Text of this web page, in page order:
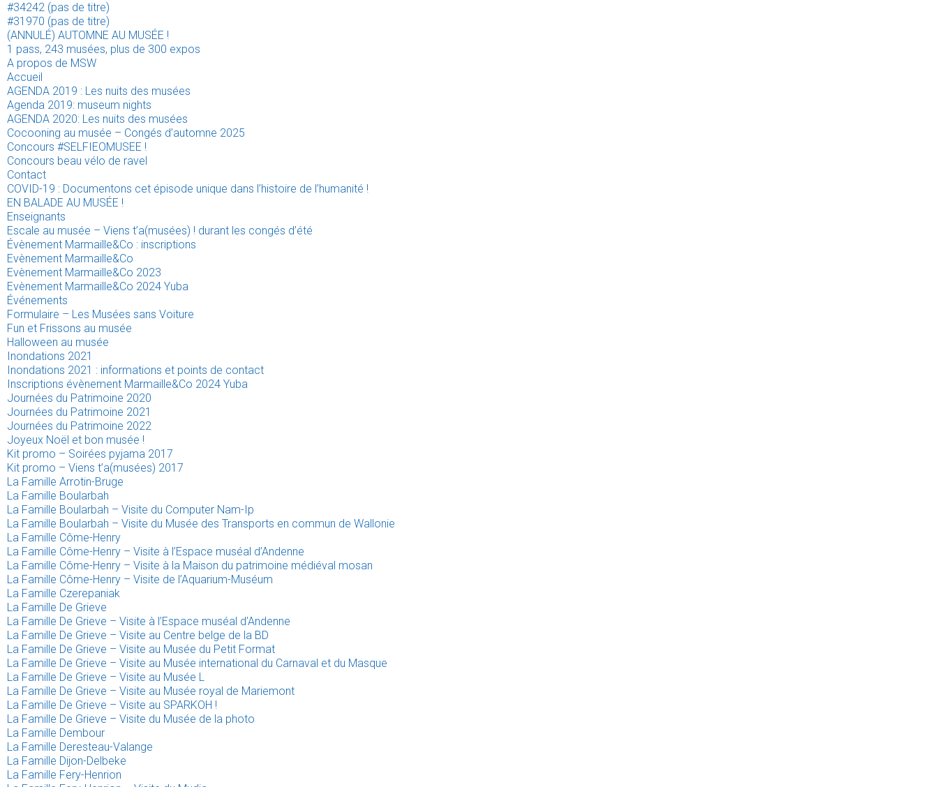
#34242 (pas de titre)
#31970 (pas de titre)
(ANNULÉ) AUTOMNE AU MUSÉE !
1 pass, 243 musées, plus de 300 expos
A propos de MSW
Accueil
AGENDA 2019 : Les nuits des musées
Agenda 2019: museum nights
AGENDA 2020: Les nuits des musées
Cocooning au musée – Congés d’automne 2025
Concours #SELFIEOMUSEE !
Concours beau vélo de ravel
Contact
COVID-19 : Documentons cet épisode unique dans l’histoire de l’humanité !
EN BALADE AU MUSÉE !
Enseignants
Escale au musée – Viens t’a(musées) ! durant les congés d’été
Évènement Marmaille&Co : inscriptions
Evènement Marmaille&Co
Evènement Marmaille&Co 2023
Evènement Marmaille&Co 2024 Yuba
Événements
Formulaire – Les Musées sans Voiture
Fun et Frissons au musée
Halloween au musée
Inondations 2021
Inondations 2021 : informations et points de contact
Inscriptions évènement Marmaille&Co 2024 Yuba
Journées du Patrimoine 2020
Journées du Patrimoine 2021
Journées du Patrimoine 2022
Joyeux Noël et bon musée !
Kit promo – Soirées pyjama 2017
Kit promo – Viens t’a(musées) 2017
La Famille Arrotin-Bruge
La Famille Boularbah
La Famille Boularbah – Visite du Computer Nam-Ip
La Famille Boularbah – Visite du Musée des Transports en commun de Wallonie
La Famille Côme-Henry
La Famille Côme-Henry – Visite à l’Espace muséal d’Andenne
La Famille Côme-Henry – Visite à la Maison du patrimoine médiéval mosan
La Famille Côme-Henry – Visite de l’Aquarium-Muséum
La Famille Czerepaniak
La Famille De Grieve
La Famille De Grieve – Visite à l’Espace muséal d’Andenne
La Famille De Grieve – Visite au Centre belge de la BD
La Famille De Grieve – Visite au Musée du Petit Format
La Famille De Grieve – Visite au Musée international du Carnaval et du Masque
La Famille De Grieve – Visite au Musée L
La Famille De Grieve – Visite au Musée royal de Mariemont
La Famille De Grieve – Visite au SPARKOH !
La Famille De Grieve – Visite du Musée de la photo
La Famille Dembour
La Famille Deresteau-Valange
La Famille Dijon-Delbeke
La Famille Fery-Henrion